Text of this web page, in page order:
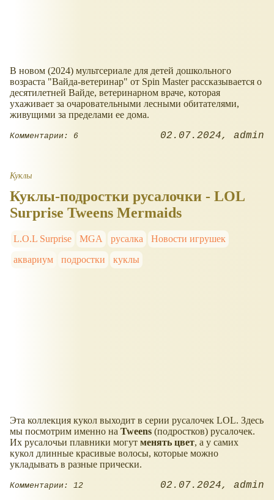
В новом (2024) мультсериале для детей дошкольного
возраста "Вайда-ветеринар" от Spin Master рассказывается о
десятилетней Вайде, ветеринарном враче, которая
ухаживает за очаровательными лесными обитателями,
живущими за пределами ее дома.
Комментарии: 6 02.07.2024 admin
Куклы
Куклы-подростки русалочки - LOL
Surprise Tweens Mermaids
L.O.L Surprise MGA русалка
Новости игрушек
аквариум
подростки куклы
Эта коллекция кукол выходит в серии русалочек LOL. Здесь
мы посмотрим именно на Tweens (подростков) русалочек.
Их русалочьи плавники могут менять цвет, а у самих
кукол длинные красивые волосы, которые можно
укладывать в разные прически.
Комментарии: 12 02.07.2024 admin